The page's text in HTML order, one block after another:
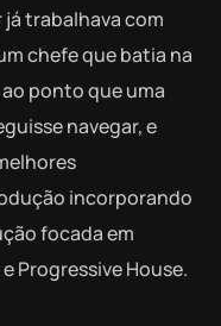
já trabalhava com
chefe que batia na
ponto que uma
navegar, e
incorporando
focada em
Progressive House.